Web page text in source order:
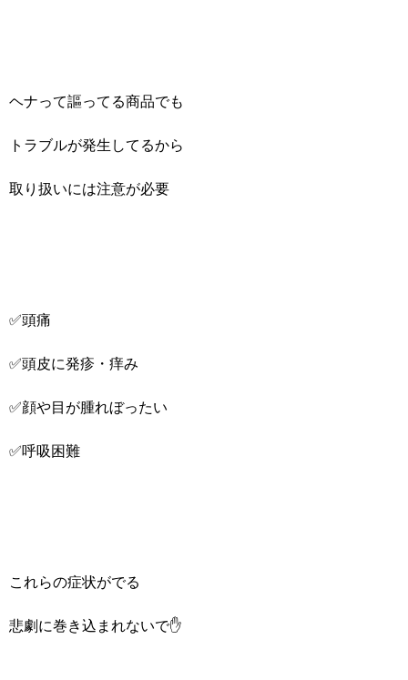
ヘナって謳ってる商品でも
トラブルが発生してるから
取り扱いには注意が必要
✅頭痛
✅頭皮に発疹・痒み
✅顔や目が腫れぼったい
✅呼吸困難
これらの症状がでる
悲劇に巻き込まれないで✋